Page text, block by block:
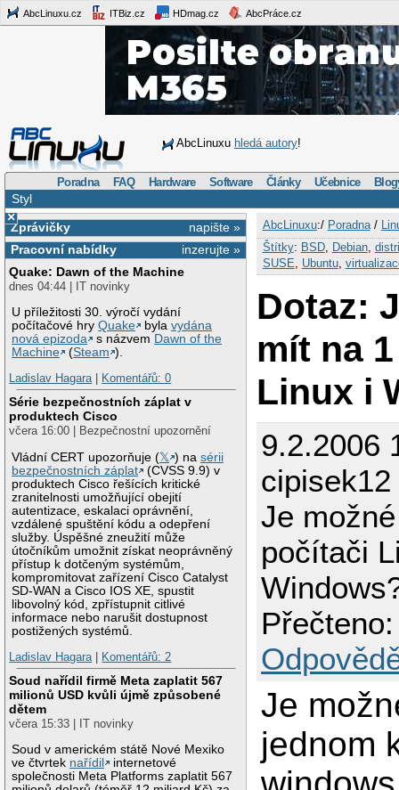
AbcLinuxu.cz ITBiz.cz HDmag.cz AbcPráce.cz
AbcLinuxu hledá autory!
Poradna FAQ Hardware Software Články Učebnice
Styl
×
napište »
Zprávičky
inzerujte »
Pracovní nabídky
Quake: Dawn of the Machine
dnes 04:44 | IT novinky
U příležitosti 30. výročí vydání
počítačové hryQuake bylavydána
nová epizoda
s názvem Dawn of the
Machine
(Steam ).
Ladislav Hagara| Komentářů: 0
Série bezpečnostních záplat v
produktech Cisco
včera 16:00 | Bezpečnostní upozornění
Vládní CERT upozorňuje (𝕏 ) nasérii
bezpečnostních záplat
(CVSS 9.9) v
produktech Cisco řešících kritické
zranitelnosti umožňující obejití
autentizace, eskalaci oprávnění,
vzdálené spuštění kódu a odepření
služby. Úspěšné zneužití může
útočníkům umožnit získat neoprávněný
přístup k dotčeným systémům,
kompromitovat zařízení Cisco Catalyst
SD-WAN a Cisco IOS XE, spustit
libovolný kód, zpřístupnit citlivé
informace nebo narušit dostupnost
postižených systémů.
Ladislav Hagara| Komentářů: 2
Soud nařídil firmě Meta zaplatit 567
milionů USD kvůli újmě způsobené
dětem
včera 15:33 | IT novinky
Soud v americkém státě Nové Mexiko
ve čtvrtek nařídil
internetové
společnosti Meta Platforms zaplatit 567
AbcLinuxu:/ Poradna/
Štítky: BSD, Debian,
SUSE
Ubuntu,
Dotaz:
mít na
Linux i
9.2.2006
cipisek12
Je
počítači
Je
jednom